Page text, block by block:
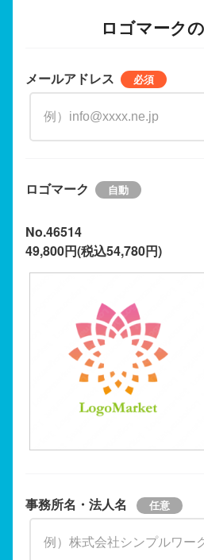
ロゴマーク
メールアドレス
ロゴマーク
No.46514
49,800円(税込54,780円)
事務所名・法人名